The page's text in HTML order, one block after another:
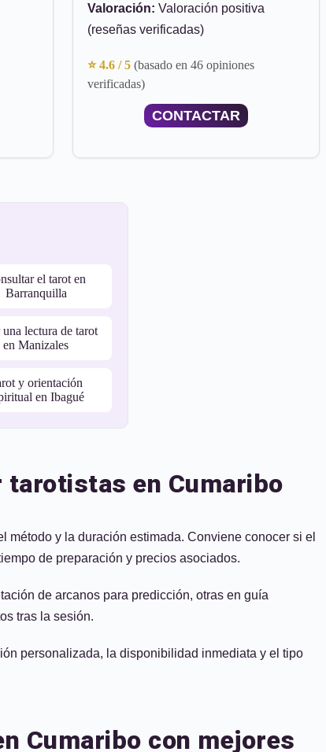
Valoración: Valoración positiva
(reseñas verificadas)
⭐ 4.6 / 5 (basado en 46 opiniones
verificadas)
CONTACTAR
el tarot en
Barranquilla
una lectura de tarot
en Manizales
y orientación
en Ibagué
en Cumaribo
y la duración estimada. Conviene conocer si el
de preparación y precios asociados.
de arcanos para predicción, otras en guía
tras la sesión.
personalizada, la disponibilidad inmediata y el tipo
Cumaribo con mejores